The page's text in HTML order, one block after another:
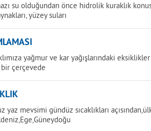
su olduğundan önce hidrolik kuraklık
yüzey suları
yağmur ve kar yağışlarındaki
bir çerçevede
yaz mevsimi gündüz sıcaklıkları